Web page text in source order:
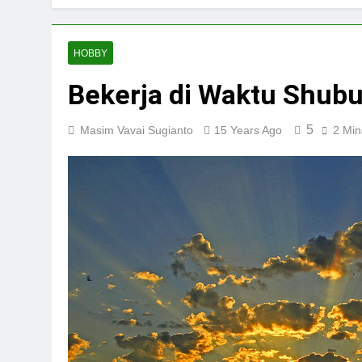
HOBBY
Bekerja di Waktu
Masim Vavai Sugianto 15 Years Ago 5 2